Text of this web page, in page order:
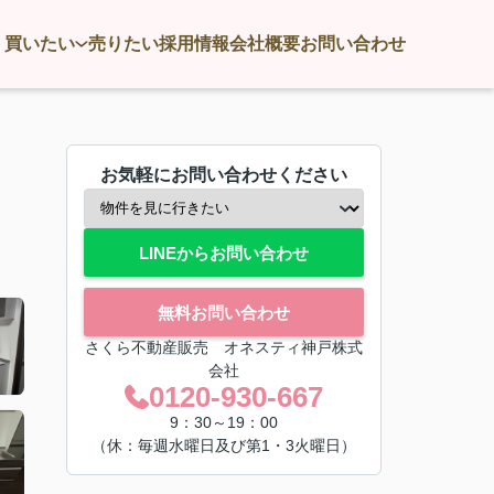
買いたい 売りたい採用情報会社概要お問い合わせ
お気軽にお問い合わせください
LINEからお問い合わせ
無料お問い合わせ
さくら不動産販売 オネスティ神戸株式
会社
0120-930-667
9：30～19：00
（休：毎週水曜日及び第1・3火曜日）